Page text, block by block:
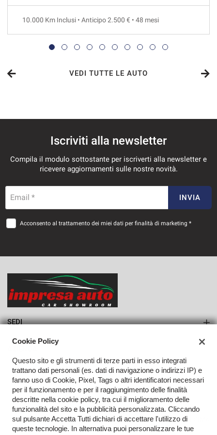
48 Mesi
VEDI
356€/mese
36 Mesi
36 Mesi
VEDI
10.000 Km Inclusi • Anticipo 2.500 € • 48 mesi
VEDI TUTTE LE AUTO
Iscriviti alla newsletter
Compila il modulo sottostante per iscriverti alla newsletter e
ricevere aggiornamenti sulle nostre novità.
Email * INVIA
Acconsento al trattamento dei miei dati per finalità di marketing *
SEDI
Azienda
Contatti
TORNA IN CIMA
Cookie Policy
Questo sito e gli strumenti di terze parti in esso integrati
trattano dati personali (es. dati di navigazione o indirizzi IP) e
fanno uso di Cookie, Pixel, Tags o altri identificatori necessari
per il funzionamento e per il raggiungimento delle finalità
descritte nella cookie policy, tra cui il miglioramento delle
funzionalità del sito e la pubblicità personalizzata. Cliccando
sul pulsante Accetta Tutti dichiari di accettare l'utilizzo di
queste tecnologie. In alternativa puoi personalizzare le tue